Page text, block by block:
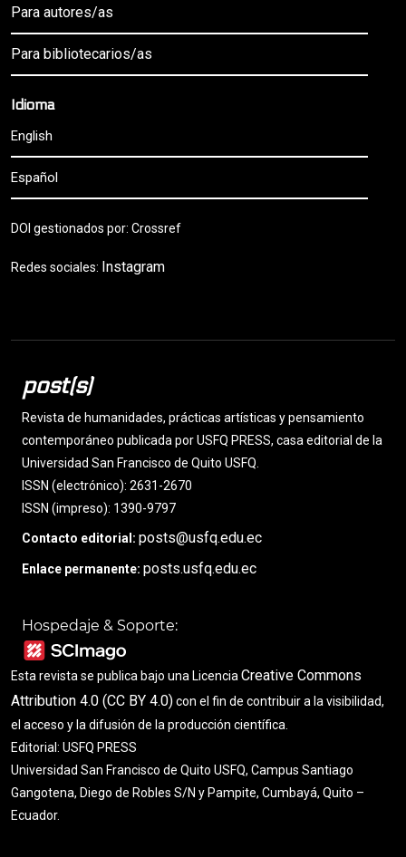
Para autores/as
Para bibliotecarios/as
Idioma
English
Español
DOI gestionados por: Crossref
Redes sociales: Instagram
post(s)
Revista de humanidades, prácticas artísticas y pensamiento
contemporáneo publicada por USFQ PRESS, casa editorial de la
Universidad San Francisco de Quito USFQ.
ISSN (electrónico): 2631-2670
ISSN (impreso): 1390-9797
Contacto editorial: posts@usfq.edu.ec
Enlace permanente: posts.usfq.edu.ec
Hospedaje & Soporte:
Esta revista se publica bajo una LicenciaCreative Commons
Attribution 4.0 (CC BY 4.0)con el fin de contribuir a la visibilidad,
el acceso y la difusión de la producción científica.
Editorial: USFQ PRESS
Universidad San Francisco de Quito USFQ, Campus Santiago
Gangotena, Diego de Robles S/N y Pampite, Cumbayá, Quito –
Ecuador.